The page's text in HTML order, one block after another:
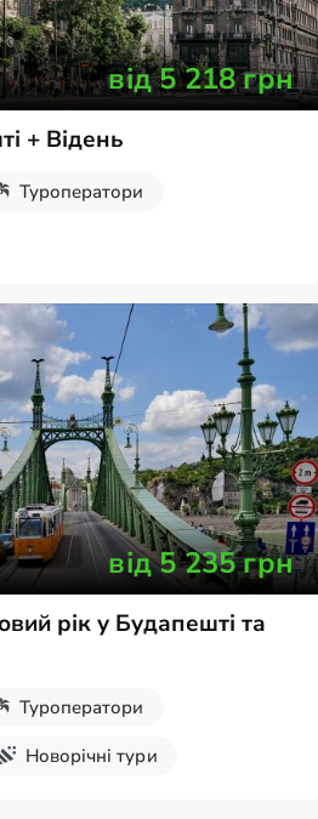
від5 218грн
+ Відень
Туроператори
від5 235грн
рік у Будапешті та
Туроператори
Новорічні тури